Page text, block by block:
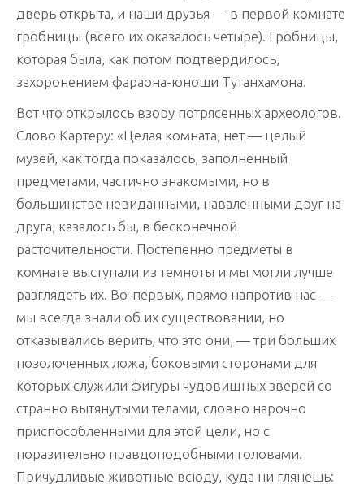
дверь открыта, и наши друзья — в первой комнате
гробницы (всего их оказалось четыре). Гробницы,
которая была, как потом подтвердилось,
захоронением фараона-юноши Тутанхамона.
Вот что открылось взору потрясенных археологов.
Слово Картеру: «Целая комната, нет — целый
музей, как тогда показалось, заполненный
предметами, частично знакомыми, но в
большинстве невиданными, наваленными друг на
друга, казалось бы, в бесконечной
расточительности. Постепенно предметы в
комнате выступали из темноты и мы могли лучше
разглядеть их. Во-первых, прямо напротив нас —
мы всегда знали об их существовании, но
отказывались верить, что это они, — три больших
позолоченных ложа, боковыми сторонами для
которых служили фигуры чудовищных зверей со
странно вытянутыми телами, словно нарочно
приспособленными для этой цели, но с
поразительно правдоподобными головами.
Причудливые животные всюду, куда ни глянешь: